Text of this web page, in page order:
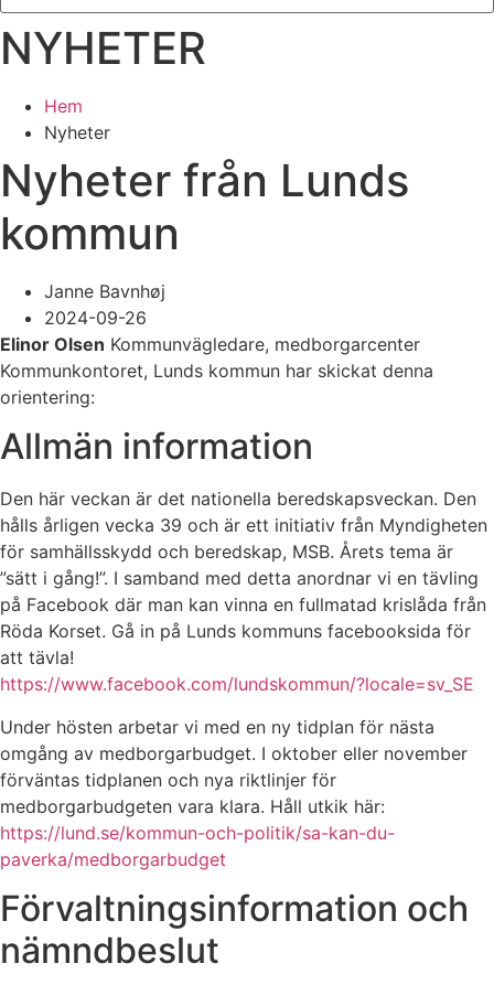
NYHETER
Hem
Nyheter
Nyheter från Lunds
kommun
Janne Bavnhøj
2024-09-26
Elinor Olsen Kommunvägledare, medborgarcenter
Kommunkontoret, Lunds kommun har skickat denna
orientering:
Allmän information
Den här veckan är det nationella beredskapsveckan. Den
hålls årligen vecka 39 och är ett initiativ från Myndigheten
för samhällsskydd och beredskap, MSB. Årets tema är
”sätt i gång!”. I samband med detta anordnar vi en tävling
på Facebook där man kan vinna en fullmatad krislåda från
Röda Korset. Gå in på Lunds kommuns facebooksida för
att tävla!
https://www.facebook.com/lundskommun/?locale=sv_SE
Under hösten arbetar vi med en ny tidplan för nästa
omgång av medborgarbudget. I oktober eller november
förväntas tidplanen och nya riktlinjer för
medborgarbudgeten vara klara. Håll utkik här:
https://lund.se/kommun-och-politik/sa-kan-du-
paverka/medborgarbudget
Förvaltningsinformation och
nämndbeslut